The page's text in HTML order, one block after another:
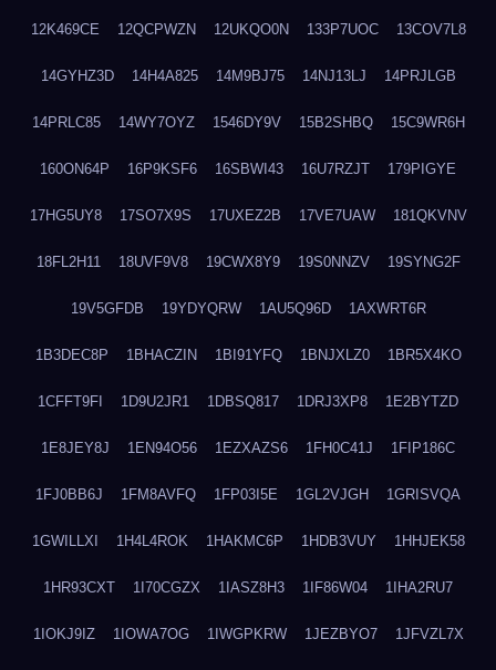
12K469CE 12QCPWZN 12UKQO0N 133P7UOC 13COV7L8
14GYHZ3D 14H4A825 14M9BJ75 14NJ13LJ 14PRJLGB
14PRLC85 14WY7OYZ 1546DY9V 15B2SHBQ 15C9WR6H
160ON64P 16P9KSF6 16SBWI43 16U7RZJT 179PIGYE
17HG5UY8 17SO7X9S 17UXEZ2B 17VE7UAW 181QKVNV
18FL2H11 18UVF9V8 19CWX8Y9 19S0NNZV 19SYNG2F
19V5GFDB 19YDYQRW 1AU5Q96D 1AXWRT6R
1B3DEC8P 1BHACZIN 1BI91YFQ 1BNJXLZ0 1BR5X4KO
1CFFT9FI 1D9U2JR1 1DBSQ817 1DRJ3XP8 1E2BYTZD
1E8JEY8J 1EN94O56 1EZXAZS6 1FH0C41J 1FIP186C
1FJ0BB6J 1FM8AVFQ 1FP03I5E 1GL2VJGH 1GRISVQA
1GWILLXI 1H4L4ROK 1HAKMC6P 1HDB3VUY 1HHJEK58
1HR93CXT 1I70CGZX 1IASZ8H3 1IF86W04 1IHA2RU7
1IOKJ9IZ 1IOWA7OG 1IWGPKRW 1JEZBYO7 1JFVZL7X